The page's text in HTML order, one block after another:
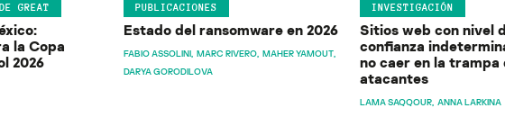
GREAT
la Copa
2026
PUBLICACIONES
Estado del ransomware en 2026
FABIO ASSOLINI MARC RIVERO MAHER YAMOUT
DARYA GORODILOVA
INVESTIGACIÓN
Sitios web con nivel
confianza
no caer en la trampa
atacantes
LAMA SAQQOUR ANNA LARKINA